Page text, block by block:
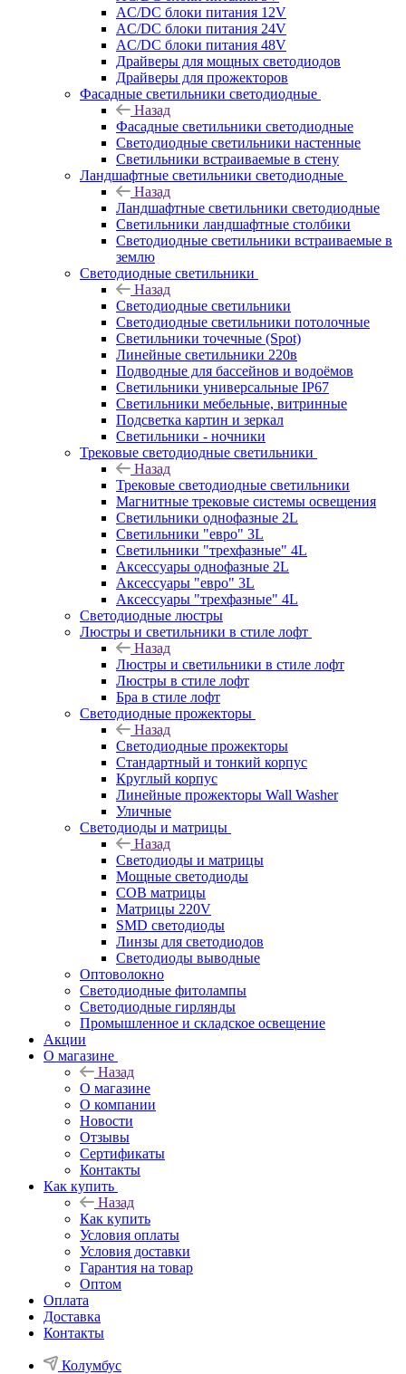
AC/DC блоки питания 12V
AC/DC блоки питания 24V
AC/DC блоки питания 48V
Драйверы для мощных светодиодов
Драйверы для прожекторов
Фасадные светильники светодиодные
Назад
Фасадные светильники светодиодные
Светодиодные светильники настенные
Светильники встраиваемые в стену
Ландшафтные светильники светодиодные
Назад
Ландшафтные светильники светодиодные
Светильники ландшафтные столбики
Светодиодные светильники встраиваемые в
землю
Светодиодные светильники
Назад
Светодиодные светильники
Светодиодные светильники потолочные
Светильники точечные (Spot)
Линейные светильники 220в
Подводные для бассейнов и водоёмов
Светильники универсальные IP67
Светильники мебельные, витринные
Подсветка картин и зеркал
Светильники - ночники
Трековые светодиодные светильники
Назад
Трековые светодиодные светильники
Магнитные трековые системы освещения
Светильники однофазные 2L
Светильники "евро" 3L
Светильники "трехфазные" 4L
Аксессуары однофазные 2L
Аксессуары "евро" 3L
Аксессуары "трехфазные" 4L
Светодиодные люстры
Люстры и светильники в стиле лофт
Назад
Люстры и светильники в стиле лофт
Люстры в стиле лофт
Бра в стиле лофт
Светодиодные прожекторы
Назад
Светодиодные прожекторы
Стандартный и тонкий корпус
Круглый корпус
Линейные прожекторы Wall Washer
Уличные
Светодиоды и матрицы
Назад
Светодиоды и матрицы
Мощные светодиоды
COB матрицы
Матрицы 220V
SMD светодиоды
Линзы для светодиодов
Светодиоды выводные
Оптоволокно
Светодиодные фитолампы
Светодиодные гирлянды
Промышленное и складское освещение
Акции
О магазине
Назад
О магазине
О компании
Новости
Отзывы
Сертификаты
Контакты
Как купить
Назад
Как купить
Условия оплаты
Условия доставки
Гарантия на товар
Оптом
Оплата
Доставка
Контакты
Колумбус